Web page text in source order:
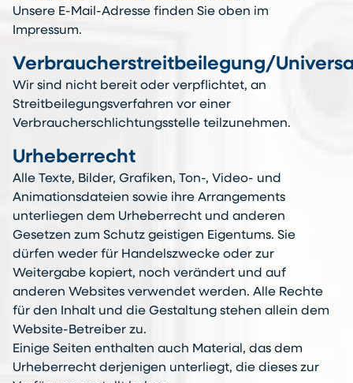
Unsere E-Mail-Adresse finden Sie oben im
Impressum.
Verbraucherstreitbeilegung/
Wir sind nicht bereit oder verpflichtet, an
Streitbeilegungsverfahren vor einer
Verbraucherschlichtungsstelle teilzunehmen.
Urheberrecht
Alle Texte, Bilder, Grafiken, Ton-, Video- und
Animationsdateien sowie ihre Arrangements
unterliegen dem Urheberrecht und anderen
Gesetzen zum Schutz geistigen Eigentums. Sie
dürfen weder für Handelszwecke oder zur
Weitergabe kopiert, noch verändert und auf
anderen Websites verwendet werden. Alle Rechte
für den Inhalt und die Gestaltung stehen allein dem
Website-Betreiber zu.
Einige Seiten enthalten auch Material, das dem
Urheberrecht derjenigen unterliegt, die dieses zur